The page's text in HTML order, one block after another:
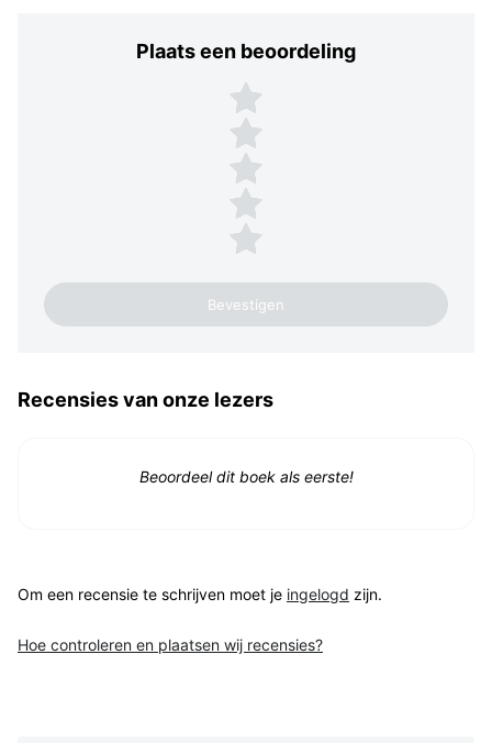
Plaats een beoordeling
Plaats een beoordeling
5 sterren
4 sterren
3 sterren
2 sterren
1 ster
Recensies van onze lezers
Beoordeel dit boek als eerste!
Om een recensie te schrijven moet je ingelogd zijn.
Hoe controleren en plaatsen wij recensies?